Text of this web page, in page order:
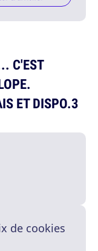
C'EST
ET DISPO.3
de cookies